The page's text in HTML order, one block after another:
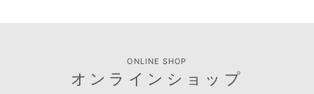
ONLINE SHOP
オンラインショップ